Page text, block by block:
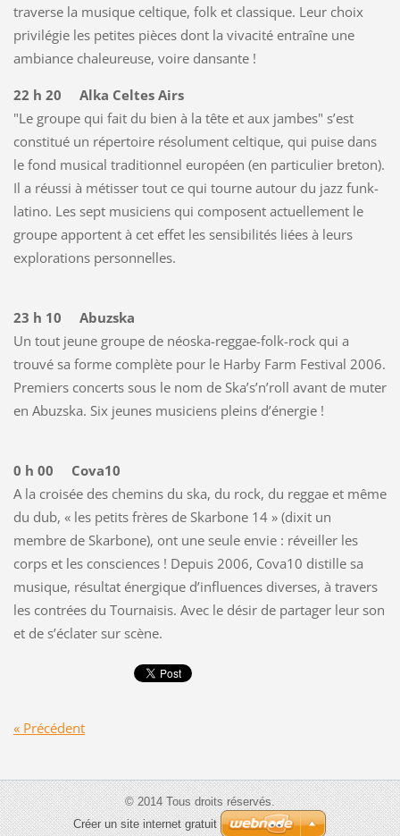
traverse la musique celtique, folk et classique. Leur choix
privilégie les petites pièces dont la vivacité entraîne une
ambiance chaleureuse, voire dansante !
22 h 20 Alka Celtes Airs
"Le groupe qui fait du bien à la tête et aux jambes" s’est
constitué un répertoire résolument celtique, qui puise dans
le fond musical traditionnel européen (en particulier breton).
Il a réussi à métisser tout ce qui tourne autour du jazz funk-
latino. Les sept musiciens qui composent actuellement le
groupe apportent à cet effet les sensibilités liées à leurs
explorations personnelles.
23 h 10 Abuzska
Un tout jeune groupe de néoska-reggae-folk-rock qui a
trouvé sa forme complète pour le Harby Farm Festival 2006.
Premiers concerts sous le nom de Ska’s’n’roll avant de muter
en Abuzska. Six jeunes musiciens pleins d’énergie !
0 h 00 Cova10
A la croisée des chemins du ska, du rock, du reggae et même
du dub, « les petits frères de Skarbone 14 » (dixit un
membre de Skarbone), ont une seule envie : réveiller les
corps et les consciences ! Depuis 2006, Cova10 distille sa
musique, résultat énergique d’influences diverses, à travers
les contrées du Tournaisis. Avec le désir de partager leur son
et de s’éclater sur scène.
« Précédent
© 2014 Tous droits réservés.
Créer un site internet gratuit